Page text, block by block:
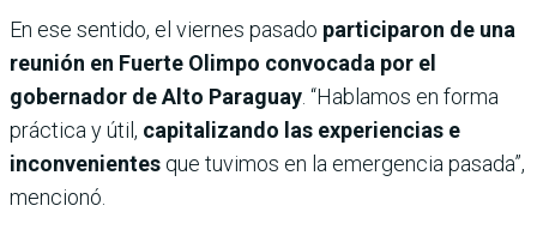
En ese sentido, el viernes pasado participaron de una
reunión en Fuerte Olimpo convocada por el
gobernador de Alto Paraguay . “Hablamos en forma
práctica y útil, capitalizando las experiencias e
inconvenientes que tuvimos en la emergencia pasada”,
mencionó.